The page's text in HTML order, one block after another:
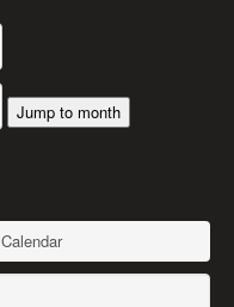
Jump to month
Calendar